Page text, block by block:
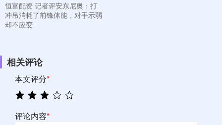
恒富配资 记者评安东尼奥：打
冲吊消耗了前锋体能，对手示弱
却不应变
相关评论
本文评分*
评论内容*